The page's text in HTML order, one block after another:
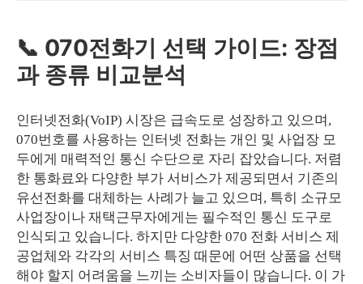
📞 070전화기 선택 가이드: 장점
과 종류 비교분석
인터넷전화(VoIP) 시장은 급속도로 성장하고 있으며,
070번호를 사용하는 인터넷 전화는 개인 및 사업장 모
두에게 매력적인 통신 수단으로 자리 잡았습니다. 저렴
한 통화료와 다양한 부가 서비스가 제공되면서 기존의
유선전화를 대체하는 사례가 늘고 있으며, 특히 소규모
사업장이나 재택근무자에게는 필수적인 통신 도구로
인식되고 있습니다. 하지만 다양한 070 전화 서비스 제
공업체와 각각의 서비스 특징 때문에 어떤 상품을 선택
해야 할지 어려움을 느끼는 소비자들이 많습니다. 이 가